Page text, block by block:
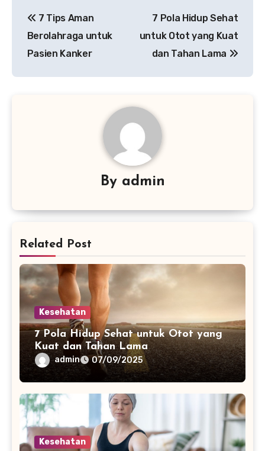
pos
7 Tips Aman
Berolahraga untuk
Pasien Kanker
7 Pola Hidup Sehat
untuk Otot yang Kuat
dan Tahan Lama
By admin
Related Post
Kesehatan
7 Pola Hidup Sehat untuk Otot yang
Kuat dan Tahan Lama
admin 07/09/2025
Kesehatan